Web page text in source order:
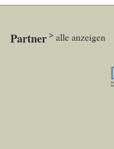
Partner alle anzeigen